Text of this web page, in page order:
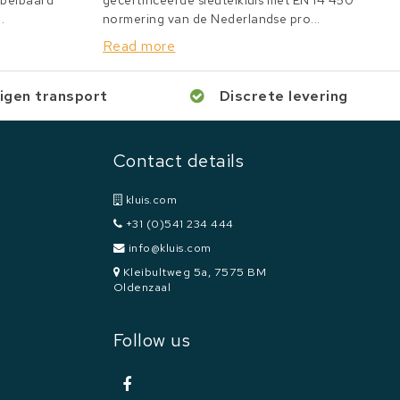
normering van de Nederlandse pro...
Read more
transport Discrete levering
Contact details
kluis.com
+31 (0)541 234 444
info@kluis.com
Kleibultweg 5a, 7575 BM
Oldenzaal
Follow us